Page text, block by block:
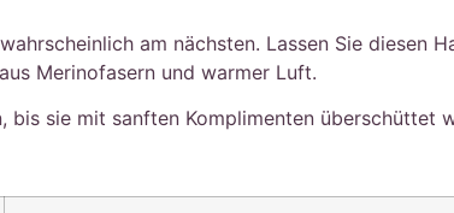
am nächsten. Lassen Sie diesen
Merinofasern und warmer Luft.
bis sie mit sanften Komplimenten überschüttet